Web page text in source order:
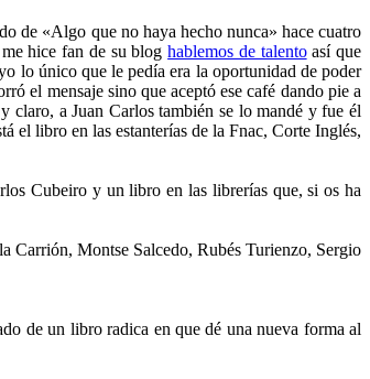
de «Algo que no haya hecho nunca» hace cuatro
hice fan de su bloghablemos de talentoasí que
lo único que le pedía era la oportunidad de poder
el mensaje sino que aceptó ese café dando pie a
claro, a Juan Carlos también se lo mandé y fue él
el libro en las estanterías de la Fnac, Corte Inglés,
Cubeiro y un libro en las librerías que, si os ha
Carrión, Montse Salcedo, Rubés Turienzo, Sergio
de un libro radica en que dé una nueva forma al